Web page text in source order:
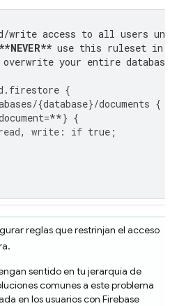
write access to all users under
**NEVER** use this ruleset in
your entire database.
. firestore {
/{database}/documents {
=**} {
, write : if true ;
reglas que restrinjan el acceso
sentido en tu jerarquía de
comunes a este problema
en los usuarios con Firebase